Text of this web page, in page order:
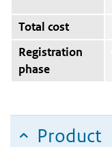
Total cost
Registration
phase
Product